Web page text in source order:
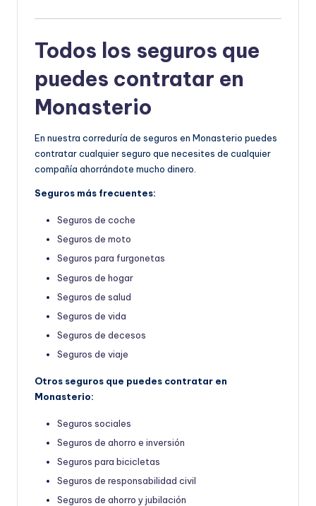
Todos los seguros que
puedes contratar en
Monasterio
En nuestra correduría de seguros en Monasterio puedes
contratar cualquier seguro que necesites de cualquier
compañía ahorrándote mucho dinero.
Seguros más frecuentes:
Seguros de coche
Seguros de moto
Seguros para furgonetas
Seguros de hogar
Seguros de salud
Seguros de vida
Seguros de decesos
Seguros de viaje
Otros seguros que puedes contratar en
Monasterio:
Seguros sociales
Seguros de ahorro e inversión
Seguros para bicicletas
Seguros de responsabilidad civil
Seguros de ahorro y jubilación